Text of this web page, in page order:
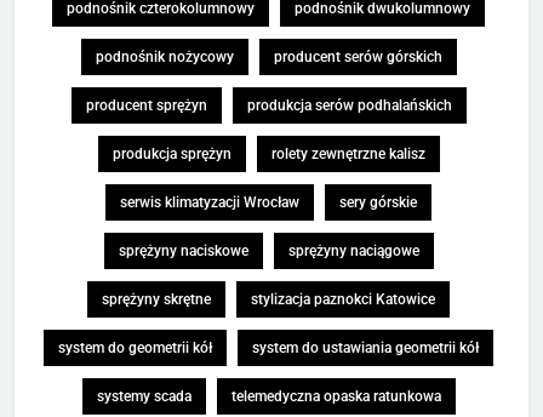
podnośnik czterokolumnowy podnośnik dwukolumnowy
podnośnik nożycowy producent serów górskich
producent sprężyn produkcja serów podhalańskich
produkcja sprężyn rolety zewnętrzne kalisz
serwis klimatyzacji Wrocław sery górskie
sprężyny naciskowe sprężyny naciągowe
sprężyny skrętne stylizacja paznokci Katowice
system do geometrii kół system do ustawiania geometrii kół
systemy scada telemedyczna opaska ratunkowa